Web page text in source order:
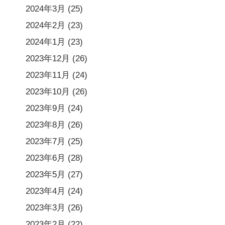
2024年3月 (25)
2024年2月 (23)
2024年1月 (23)
2023年12月 (26)
2023年11月 (24)
2023年10月 (26)
2023年9月 (24)
2023年8月 (26)
2023年7月 (25)
2023年6月 (28)
2023年5月 (27)
2023年4月 (24)
2023年3月 (26)